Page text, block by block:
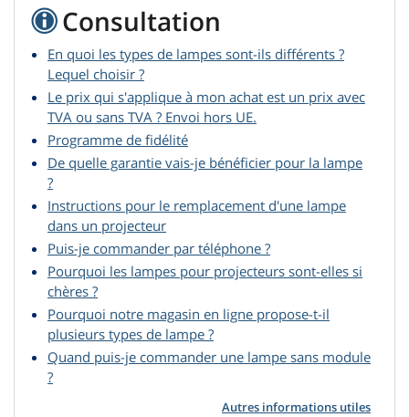
Consultation
En quoi les types de lampes sont-ils différents ?
Lequel choisir ?
Le prix qui s'applique à mon achat est un prix avec
TVA ou sans TVA ? Envoi hors UE.
Programme de fidélité
De quelle garantie vais-je bénéficier pour la lampe
?
Instructions pour le remplacement d'une lampe
dans un projecteur
Puis-je commander par téléphone ?
Pourquoi les lampes pour projecteurs sont-elles si
chères ?
Pourquoi notre magasin en ligne propose-t-il
plusieurs types de lampe ?
Quand puis-je commander une lampe sans module
?
Autres informations utiles